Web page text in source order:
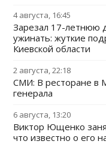
4 августа, 16:45
Зарезал 17-летнюю
ужинать: жуткие
Киевской области
2 августа, 22:18
СМИ: В ресторане в
генерала
6 августа, 13:20
Виктор Ющенко
что известно о его